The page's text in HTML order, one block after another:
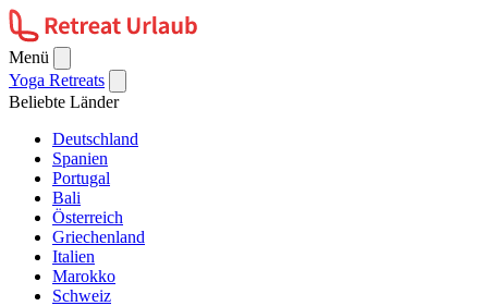
Menü
Yoga Retreats
Beliebte Länder
Deutschland
Spanien
Portugal
Bali
Österreich
Griechenland
Italien
Marokko
Schweiz